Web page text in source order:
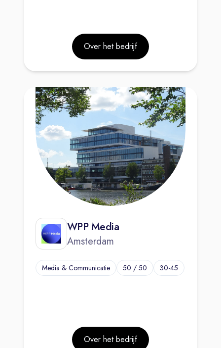
Over het bedrijf
WPP Media
Amsterdam
Media & Communicatie 50 / 50 30-45
Over het bedrijf